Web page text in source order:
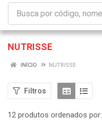
NUTRISSE
INÍCIO NUTRISSE
Filtros
12 produtos ordenados por: